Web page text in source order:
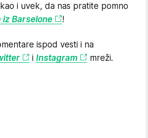
i uvek, da nas pratite pomno
iz Barselone !
ispod vesti i na
i Instagram mreži.